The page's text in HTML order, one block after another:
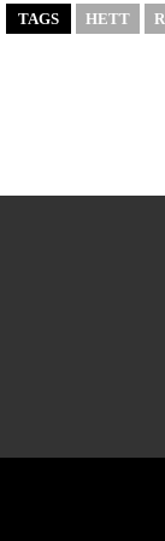
TAGS HETT